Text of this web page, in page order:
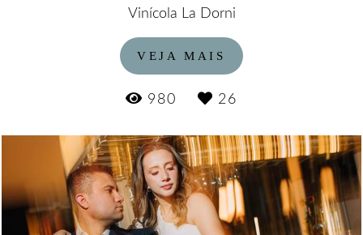
Vinícola La Dorni
VEJA MAIS
980 26